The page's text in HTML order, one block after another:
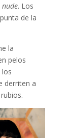
nude. Los
de la
la
pelos
derriten a